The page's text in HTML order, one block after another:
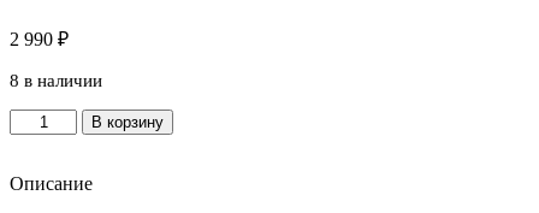
2 990 ₽
8 в наличии
Количество
товара
MB
В корзину
Описание